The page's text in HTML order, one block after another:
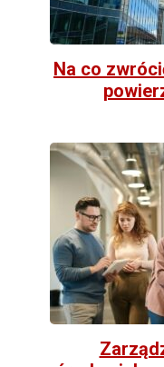
Na co